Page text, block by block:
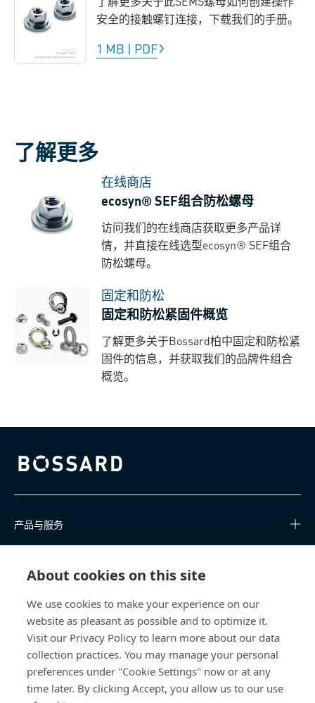
About cookies on this site
We use cookies to make your experience on our
website as pleasant as possible and to optimize it.
Visit our Privacy Policy to learn more about our data
collection practices. You may manage your personal
preferences under "Cookie Settings" now or at any
time later. By clicking Accept, you allow us to our use
安全的接触螺钉连接，下载我们的手册。
1 MB | PDF
了解更多
在线商店
ecosyn® SEF组合防松螺母
访问我们的在线商店获取更多产品详
情，并直接在线选型ecosyn® SEF组合
防松螺母。
固定和防松
固定和防松紧固件概览
了解更多关于Bossard柏中固定和防松紧
固件的信息，并获取我们的品牌件组合
概览。
Bossard homepage
产品与服务
关于我们
联系我们